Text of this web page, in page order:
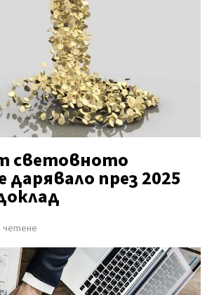
световното
дарявало през 2025
четене